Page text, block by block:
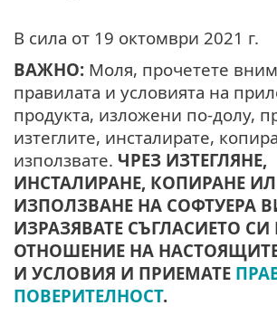
В сила от 19 октомври 2021 г.
ВАЖНО: Моля, прочетете
правилата и условията на
продукта, изложени по-долу,
изтеглите, инсталирате,
използвате. ЧРЕЗ ИЗТЕГЛЯНЕ,
ИНСТАЛИРАНЕ, КОПИРАНЕ
ИЗПОЛЗВАНЕ НА СОФТУЕРА
ИЗРАЗЯВАТЕ СЪГЛАСИЕТО СИ
ОТНОШЕНИЕ НА
И УСЛОВИЯ И ПРИЕМАТЕ
ПОВЕРИТЕЛНОСТ.